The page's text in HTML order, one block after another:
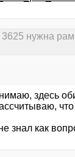
нужна
здесь
что
знал как